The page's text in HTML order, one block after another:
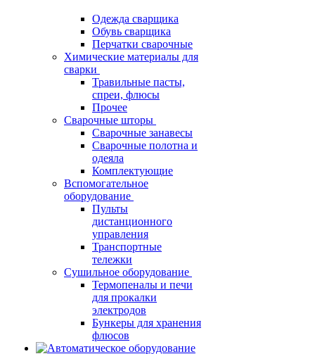
Одежда сварщика
Обувь сварщика
Перчатки сварочные
Химические материалы для
сварки
Травильные пасты,
спреи, флюсы
Прочее
Сварочные шторы
Сварочные занавесы
Сварочные полотна и
одеяла
Комплектующие
Вспомогательное
оборудование
Пульты
дистанционного
управления
Транспортные
тележки
Сушильное оборудование
Термопеналы и печи
для прокалки
электродов
Бункеры для хранения
флюсов